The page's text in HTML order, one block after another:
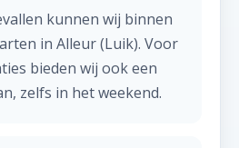
kunnen wij binnen
in Alleur (Luik). Voor
bieden wij ook een
zelfs in het weekend.